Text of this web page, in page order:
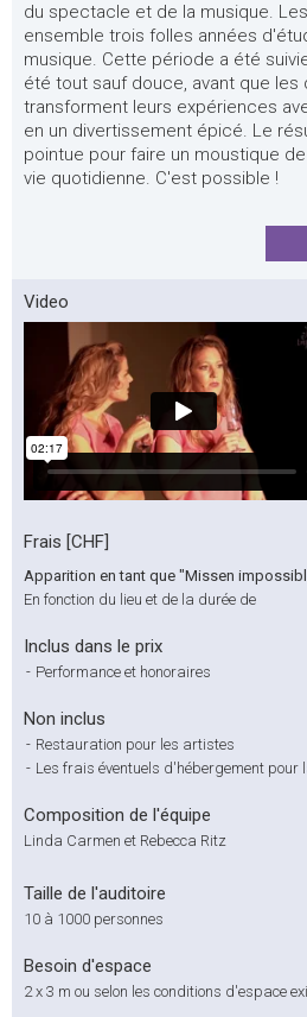
du spectacle et de la musique.
ensemble trois folles années
musique. Cette période a été
été tout sauf douce, avant que
transforment leurs expériences
en un divertissement épicé. Le
pointue pour faire un moustique
vie quotidienne. C'est possible !
Video
Frais [CHF]
Apparition en tant que "Missen
En fonction du lieu et de la durée de
Inclus dans le prix
- Performance et honoraires
Non inclus
- Restauration pour les artistes
- Les frais éventuels d'hébergement pour
Composition de l'équipe
Linda Carmen et Rebecca Ritz
Taille de l'auditoire
10 à 1000 personnes
Besoin d'espace
2 x 3 m ou selon les conditions d'espace